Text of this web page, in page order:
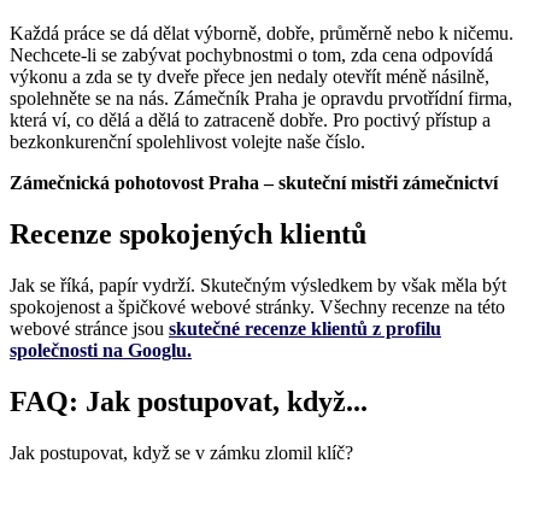
Každá práce se dá dělat výborně, dobře, průměrně nebo k ničemu.
Nechcete-li se zabývat pochybnostmi o tom, zda cena odpovídá
výkonu a zda se ty dveře přece jen nedaly otevřít méně násilně,
spolehněte se na nás. Zámečník Praha je opravdu prvotřídní firma,
která ví, co dělá a dělá to zatraceně dobře. Pro poctivý přístup a
bezkonkurenční spolehlivost volejte naše číslo.
Zámečnická pohotovost Praha – skuteční mistři zámečnictví
Recenze spokojených klientů
Jak se říká, papír vydrží. Skutečným výsledkem by však měla být
spokojenost a špičkové webové stránky. Všechny recenze na této
webové stránce jsou skutečné recenze klientů z profilu
společnosti na Googlu.
FAQ: Jak postupovat, když...
Jak postupovat, když se v zámku zlomil klíč?